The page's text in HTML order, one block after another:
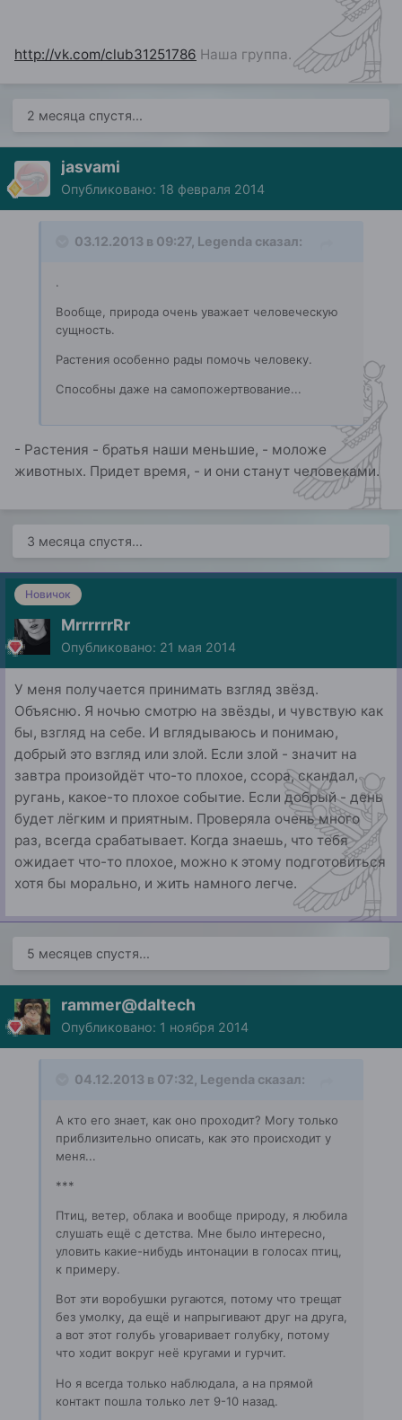
http://vk.com/club31251786 Наша группа.
2 месяца спустя...
jasvami
Опубликовано: 18 февраля 2014
03.12.2013 в 09:27, Legenda сказал:
.
Вообще, природа очень уважает человеческую
сущность.
Растения особенно рады помочь человеку.
Способны даже на самопожертвование...
- Растения - братья наши меньшие, - моложе
животных. Придет время, - и они станут человеками.
3 месяца спустя...
Новичок
MrrrrrrRr
Опубликовано: 21 мая 2014
У меня получается принимать взгляд звёзд.
Объясню. Я ночью смотрю на звёзды, и чувствую как
бы, взгляд на себе. И вглядываюсь и понимаю,
добрый это взгляд или злой. Если злой - значит на
завтра произойдёт что-то плохое, ссора, скандал,
ругань, какое-то плохое событие. Если добрый - день
будет лёгким и приятным. Проверяла очень много
раз, всегда срабатывает. Когда знаешь, что тебя
ожидает что-то плохое, можно к этому подготовиться
хотя бы морально, и жить намного легче.
5 месяцев спустя...
rammer@daltech
Опубликовано: 1 ноября 2014
04.12.2013 в 07:32, Legenda сказал:
А кто его знает, как оно проходит? Могу только
приблизительно описать, как это происходит у
меня...
***
Птиц, ветер, облака и вообще природу, я любила
слушать ещё с детства. Мне было интересно,
уловить какие-нибудь интонации в голосах птиц,
к примеру.
Вот эти воробушки ругаются, потому что трещат
без умолку, да ещё и напрыгивают друг на друга,
а вот этот голубь уговаривает голубку, потому
что ходит вокруг неё кругами и гурчит.
Но я всегда только наблюдала, а на прямой
контакт пошла только лет 9-10 назад.